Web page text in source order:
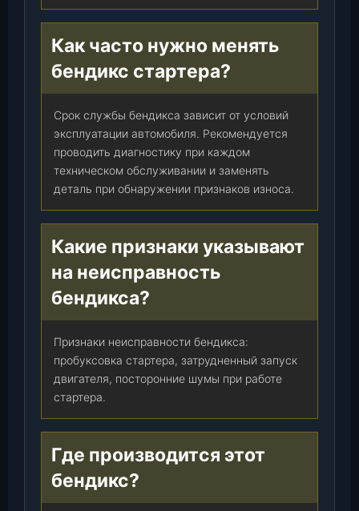
т
.
Как часто нужно менять
бендикс стартера?
Срок службы бендикса зависит от условий
эксплуатации автомобиля. Рекомендуется
проводить диагностику при каждом
техническом обслуживании и заменять
деталь при обнаружении признаков износа.
Какие признаки указывают
на неисправность
бендикса?
Признаки неисправности бендикса:
пробуксовка стартера, затрудненный запуск
двигателя, посторонние шумы при работе
стартера.
Где производится этот
бендикс?